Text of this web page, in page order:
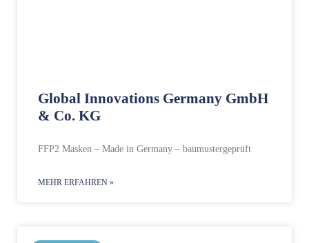
Global Innovations Germany GmbH
& Co. KG
FFP2 Masken – Made in Germany – baumustergeprüft
MEHR ERFAHREN »